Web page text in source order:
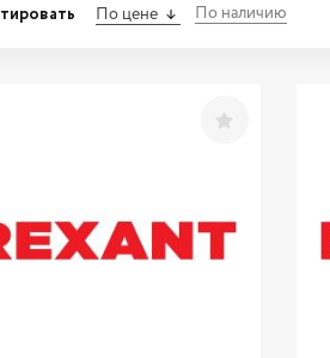
По цене По наличию